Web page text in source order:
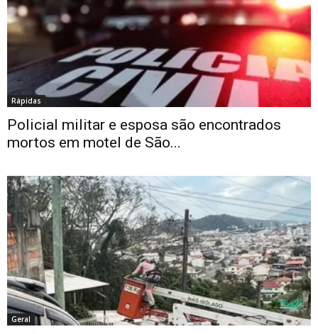
Rápidas
Policial militar e esposa são encontrados
mortos em motel de São...
Geral